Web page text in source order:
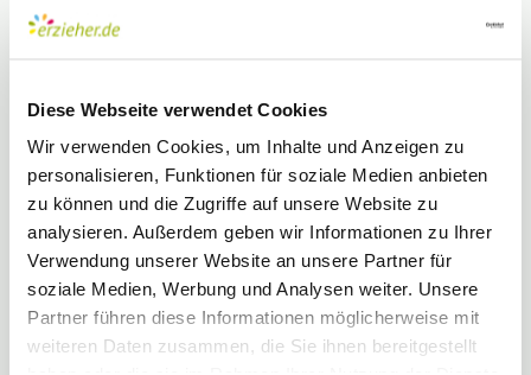
Diese Webseite verwendet Cookies
Wir verwenden Cookies, um Inhalte und Anzeigen zu
personalisieren, Funktionen für soziale Medien anbieten
zu können und die Zugriffe auf unsere Website zu
analysieren. Außerdem geben wir Informationen zu Ihrer
Verwendung unserer Website an unsere Partner für
soziale Medien, Werbung und Analysen weiter. Unsere
Partner führen diese Informationen möglicherweise mit
weiteren Daten zusammen, die Sie ihnen bereitgestellt
vermeiden und dafür sorgen, dass sich jeder im
zusammenrücken.
Kommunikation
Zuhörerschaft und Empathie. Wenn Sie bereit sind, auf
Teamkollegen
Sie nicht nur den Zusammenhalt, sondern fördern auch
kreatives und produktives Arbeitsumfeld
regelmäßig auszutauschen und Feedback zu geben, ist
entscheidend, um Herausforderungen gemeinsam
.